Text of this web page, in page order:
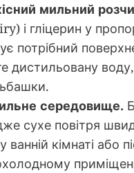
мильний
і гліцерин у
потрібний
дистильовану
середовище.
сухе повітря
ванній кімнаті або